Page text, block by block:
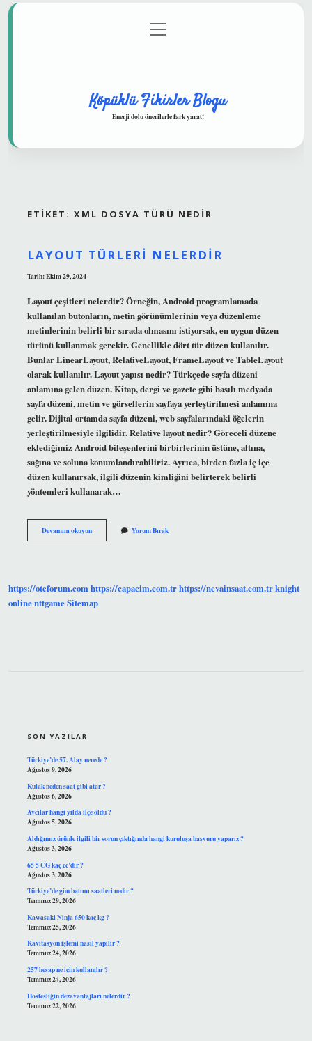
Gizlilik Politikası
menüyü
aç
Köpüklü Fikirler Blogu
Enerji dolu önerilerle fark yarat!
ETIKET: XML DOSYA TÜRÜ NEDIR
LAYOUT TÜRLERI NELERDIR
Tarih: Ekim 29, 2024
Layout çeşitleri nelerdir? Örneğin, Android programlamada
kullanılan butonların, metin görünümlerinin veya düzenleme
metinlerinin belirli bir sırada olmasını istiyorsak, en uygun düzen
türünü kullanmak gerekir. Genellikle dört tür düzen kullanılır.
Bunlar LinearLayout, RelativeLayout, FrameLayout ve TableLayout
olarak kullanılır. Layout yapısı nedir? Türkçede sayfa düzeni
anlamına gelen düzen. Kitap, dergi ve gazete gibi basılı medyada
sayfa düzeni, metin ve görsellerin sayfaya yerleştirilmesi anlamına
gelir. Dijital ortamda sayfa düzeni, web sayfalarındaki öğelerin
yerleştirilmesiyle ilgilidir. Relative layout nedir? Göreceli düzene
eklediğimiz Android bileşenlerini birbirlerinin üstüne, altına,
sağına ve soluna konumlandırabiliriz. Ayrıca, birden fazla iç içe
düzen kullanırsak, ilgili düzenin kimliğini belirterek belirli
yöntemleri kullanarak…
Devamını okuyunLayout
Türleri
Yorum Bırak
https://oteforum.comhttps://capacim.com.trhttps://nevainsaat.com.trknight
onlinenttgameSitemap
SON YAZILAR
Türkiye’de 57. Alay nerede ?
Ağustos 9, 2026
Kulak neden saat gibi atar ?
Ağustos 6, 2026
Avcılar hangi yılda ilçe oldu ?
Ağustos 5, 2026
Aldığımız ürünle ilgili bir sorun çıktığında hangi kuruluşa başvuru yaparız ?
Ağustos 3, 2026
65 5 CG kaç cc’dir ?
Ağustos 3, 2026
Türkiye’de gün batımı saatleri nedir ?
Temmuz 29, 2026
Kawasaki Ninja 650 kaç kg ?
Temmuz 25, 2026
Kavitasyon işlemi nasıl yapılır ?
Temmuz 24, 2026
257 hesap ne için kullanılır ?
Temmuz 24, 2026
Hostesliğin dezavantajları nelerdir ?
Temmuz 22, 2026